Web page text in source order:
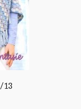
13